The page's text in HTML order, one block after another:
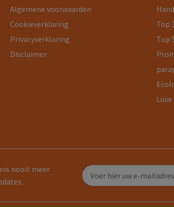
Algemene voorwaarden
Cookieverklaring
Privacyverklaring
Disclaimer
Top
Top
nooit meer